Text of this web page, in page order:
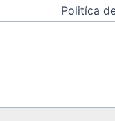
Politíca